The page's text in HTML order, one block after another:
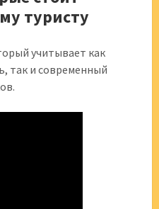
туристу
учитывает как
так и современный